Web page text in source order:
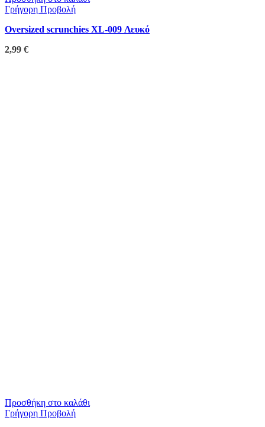
Γρήγορη Προβολή
Oversized scrunchies XL-009 Λευκό
2,99 €
Προσθήκη στο καλάθι
Γρήγορη Προβολή